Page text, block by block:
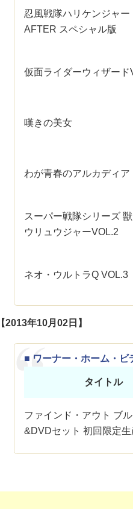
忍風戦隊ハリケンジャー
AFTER スペシャル版
仮面ライダーウィザード
嘆きの美女
わが青春のアルカディア
スーパー戦隊シリーズ
ウリュウジャーVOL.2
ネオ・ウルトラQ VOL.3
【2013年10月02日】
■ ワーナー・ホーム・ビ
タイトル
ファインド・アウト ブ
&DVDセット 初回限定生